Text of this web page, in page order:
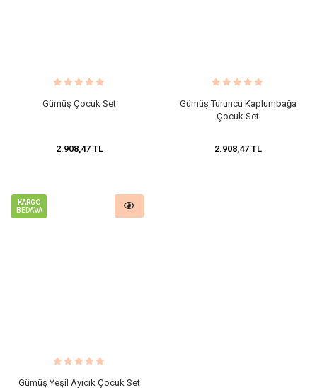
Gümüş Çocuk Set
2.908,47 TL
Gümüş Turuncu Kaplumbağa
Çocuk Set
2.908,47 TL
KARGO
BEDAVA
Gümüş Yeşil Ayıcık Çocuk Set